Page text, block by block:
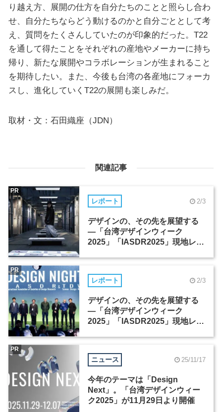
り越え方、展開の仕方を自分たちのことと照らし合わ
せ、自分たちならどう動けるのかと自分ごととして考
え、質問をたくさんしていたのが印象的だった。T22
を通して得たことをそれぞれの産地やメーカーに持ち
帰り、新たな展開やコラボレーションが生まれること
を期待したい。また、今後も台湾の各産地にフォーカ
スし、進化していくT22の展開も楽しみだ。
取材・文：石田織座（JDN）
関連記事
レポート 2/3
デザインの、その先を展望する
―「台湾デザインウィーク
2025」「IASDR2025」現地レポ
PR
レポート 2/3
デザインの、その先を展望する
―「台湾デザインウィーク
2025」「IASDR2025」現地レポ
PR
ニュース 25/11/17
今年のテーマは「Design
Next」。「台湾デザインウィー
ク2025」が11月29日より開催
PR